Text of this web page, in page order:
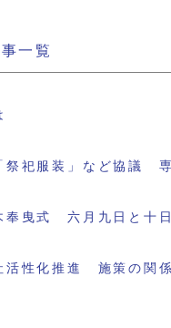
一覧
祀服装」など協議 専
奉曳式 六月九日と十
活性化推進 施策の関